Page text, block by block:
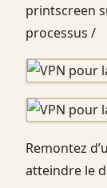
printscreen
processus /
Remontez
atteindre le